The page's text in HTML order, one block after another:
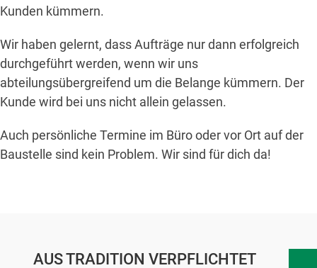
Kunden kümmern.
Wir haben gelernt, dass Aufträge nur dann erfolgreich
durchgeführt werden, wenn wir uns
abteilungsübergreifend um die Belange kümmern. Der
Kunde wird bei uns nicht allein gelassen.
Auch persönliche Termine im Büro oder vor Ort auf der
Baustelle sind kein Problem. Wir sind für dich da!
AUS TRADITION VERPFLICHTET